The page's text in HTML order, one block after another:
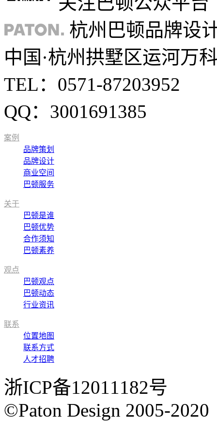
杭州巴顿品牌设
中国·杭州拱墅区运河万
TEL：0571-87203952
QQ：3001691385
案例
品牌策划
品牌设计
商业空间
巴顿服务
关于
巴顿是谁
巴顿优势
合作须知
巴顿素养
观点
巴顿观点
巴顿动态
行业资讯
联系
位置地图
联系方式
人才招聘
浙ICP备12011182号
©Paton Design 2005-2020